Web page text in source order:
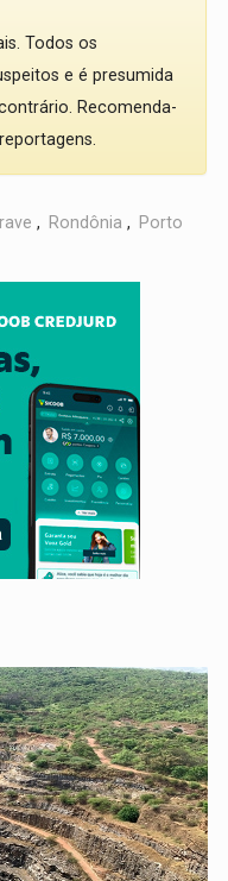
Todos os
e é presumida
Recomenda-
, Rondônia ,
Porto